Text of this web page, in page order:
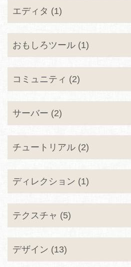
エディタ (1)
おもしろツール (1)
コミュニティ (2)
サーバー (2)
チュートリアル (2)
ディレクション (1)
テクスチャ (5)
デザイン (13)